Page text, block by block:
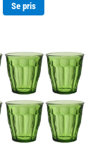
Se pris